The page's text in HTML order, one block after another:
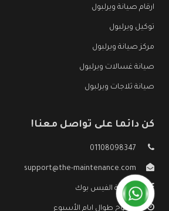
ارقام صيانة ويرلبول
توكيل ويرلبول
مركز صيانة ويرلبول
صيانة غسالات ويرلبول
صيانة ثلاجات ويرلبول
كن دائما على تواصل معنا!
01108098347
support@the-maintenance.com
صفحة الفيس بوك
مفتوح طوال ايام الأسبوع